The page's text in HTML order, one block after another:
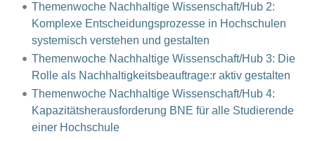
Themenwoche Nachhaltige Wissenschaft/Hub 2:
Komplexe Entscheidungsprozesse in Hochschulen
systemisch verstehen und gestalten
Themenwoche Nachhaltige Wissenschaft/Hub 3: Die
Rolle als Nachhaltigkeitsbeauftrage:r aktiv gestalten
Themenwoche Nachhaltige Wissenschaft/Hub 4:
Kapazitätsherausforderung BNE für alle Studierende
einer Hochschule